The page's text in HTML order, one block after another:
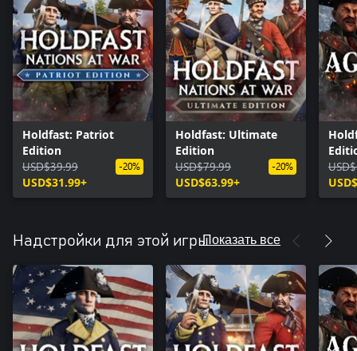
Holdfast: Patriot
Edition
USD$39.99
USD$31.99+
-20%
Holdfast: Ultimate
Edition
USD$79.99
USD$63.99+
-20%
Надстройки для этой игрыПоказать все